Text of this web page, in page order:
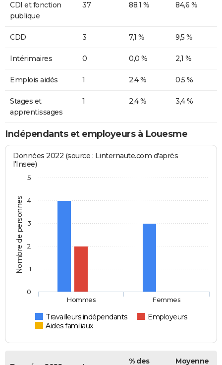
CDI et fonction
publique
37 88,1 % 84,6 %
CDD 3 7,1 % 9,5 %
Intérimaires 0 0,0 % 2,1 %
Emplois aidés 1 2,4 % 0,5 %
Stages et
apprentissages
1 2,4 % 3,4 %
Indépendants et employeurs à Louesme
Nombre de personnes
Données 2022 (source : Linternaute.com d'après
l'Insee)
Travailleurs indépendants
Employeurs
Aides familiaux
Hommes Femmes
0
1
2
3
4
5
% des Moyenne